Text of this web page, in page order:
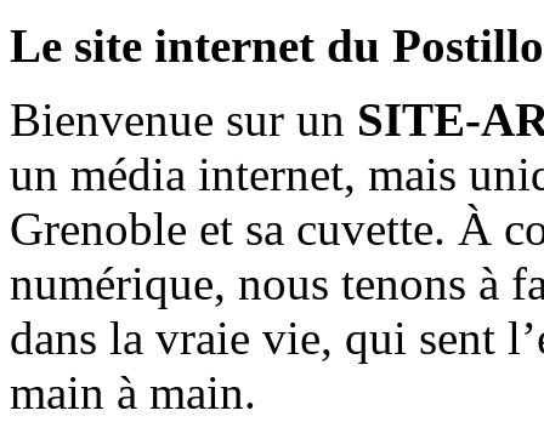
Le site internet du
Bienvenue sur un SITE-
un média internet, mais
Grenoble et sa cuvette. À
numérique, nous tenons à
dans la vraie vie, qui sent
main à main.